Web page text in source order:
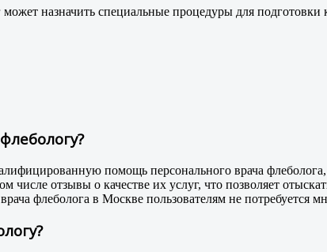
назначить специальные процедуры для
помощь персонального врача
числе отзывы о качестве их услуг, что позволяет
флеболога в Москве пользователям не потребуется